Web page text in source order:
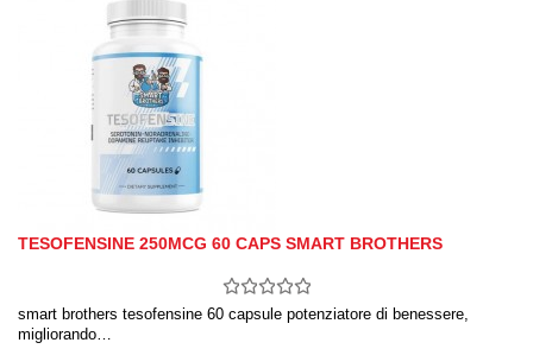
TESOFENSINE 250MCG 60 CAPS SMART BROTHERS
smart brothers tesofensine 60 capsule potenziatore di benessere,
migliorando…